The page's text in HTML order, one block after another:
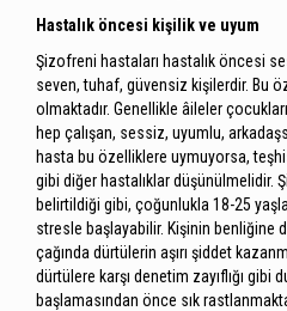
Hastalık öncesi kişilik ve uyum
Şizofreni hastaları hastalık öncesi
seven, tuhaf, güvensiz kişilerdir. Bu
olmaktadır. Genellikle âileler
hep çalışan, sessiz, uyumlu,
hasta bu özelliklere uymuyorsa,
gibi diğer hastalıklar düşünülmelidir.
belirtildiği gibi, çoğunlukla 18-25
stresle başlayabilir. Kişinin benliğine
çağında dürtülerin aşırı şiddet
dürtülere karşı denetim zayıflığı gibi
başlamasından önce sık